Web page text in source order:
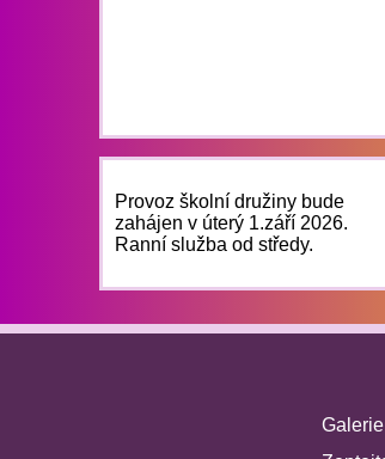
Provoz školní družiny bude
zahájen v úterý 1.září 2026.
Ranní služba od středy.